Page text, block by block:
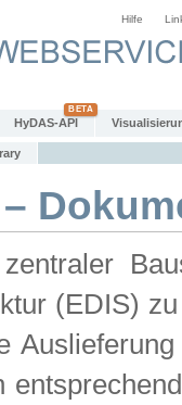
Hilfe
HyDAS-API
(EDIS)